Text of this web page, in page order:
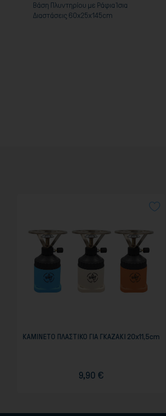
Βάση Πλυντηρίου με Ράφια Ίσια
Διαστάσεις 60x25x145cm
ΚΑΜΙΝΕΤΟ ΠΛΑΣΤΙΚΟ ΓΙΑ ΓΚΑΖΑΚΙ 20x11,5cm
9,90 €